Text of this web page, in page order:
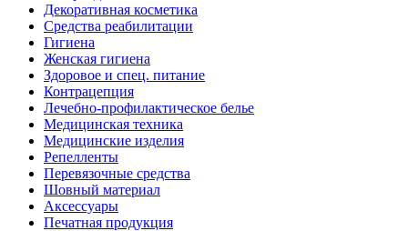
Декоративная косметика
Средства реабилитации
Гигиена
Женская гигиена
Здоровое и спец. питание
Контрацепция
Лечебно-профилактическое белье
Медицинская техника
Медицинские изделия
Репелленты
Перевязочные средства
Шовный материал
Аксессуары
Печатная продукция